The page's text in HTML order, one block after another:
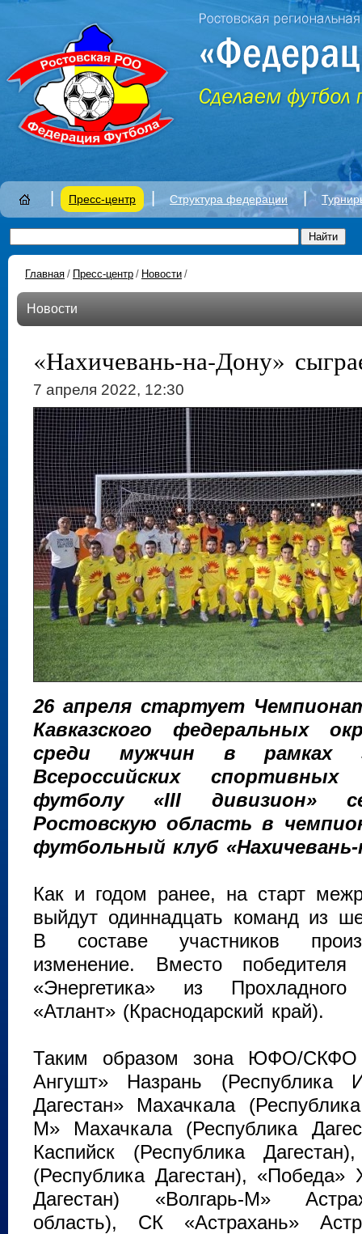
Пресс-центр Структура федерации |
Главная / Пресс-центр / Новости /
Новости
«Нахичевань-на-Дону»
7 апреля 2022, 12:30
26 апреля стартует
Кавказского федеральных
среди мужчин в рамках
Всероссийских
футболу «III дивизион»
Ростовскую область в
футбольный клуб «Нахичевань-
Как и годом ранее, на старт
выйдут одиннадцать команд из
В составе участников
изменение. Вместо
«Энергетика» из
«Атлант» (Краснодарский край).
Таким образом зона ЮФО/СКФО
Ангушт» Назрань (Республика
Дагестан» Махачкала
М» Махачкала (Республика
Каспийск (Республика
(Республика Дагестан), «Победа»
Дагестан) «Волгарь-М»
область), СК «Астрахань»